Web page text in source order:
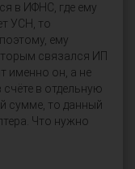
в ИФНС, где ему
УСН, то
ему
связался ИП
именно он, а не
в отдельную
сумме, то данный
Что нужно